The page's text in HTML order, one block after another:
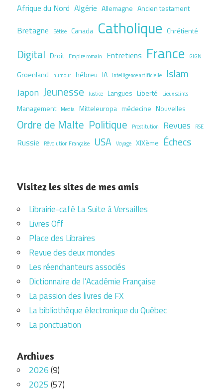
Afrique du Nord Algérie Allemagne Ancien testament
Bretagne Bêtise Canada Catholique Chrétienté
Digital Droit Empire romain Entretiens France GIGN
Groenland humour hébreu IA Intelligence artificielle Islam
Japon Jeunesse Justice Langues Liberté Lieux saints
Management Media Mitteleuropa médecine Nouvelles
Ordre de Malte Politique Prostitution Revues RSE
Russie Révolution Française USA Voyage XIXème Échecs
Visitez les sites de mes amis
Librairie-café La Suite à Versailles
Livres Off
Place des Libraires
Revue des deux mondes
Les réenchanteurs associés
Dictionnaire de l’Académie Française
La passion des livres de FX
La bibliothèque électronique du Québec
La ponctuation
Archives
2026(9)
2025 (57)